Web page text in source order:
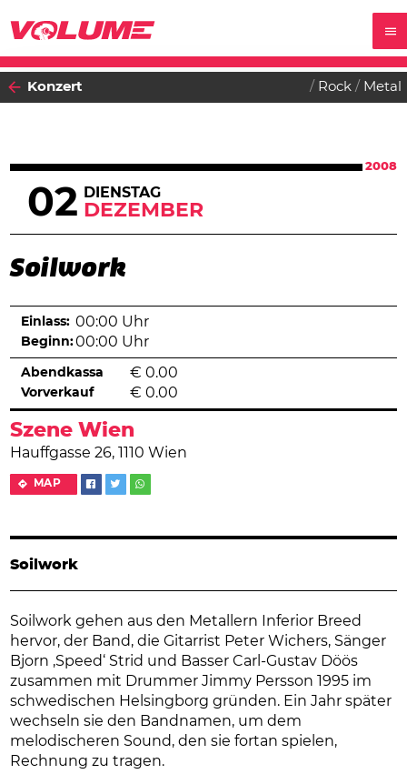
Konzert Rock Metal
2008
02 DIENSTAG
DEZEMBER
Soilwork
Szene Wien
Hauffgasse 26, 1110 Wien
MAP
Einlass: 00:00 Uhr
Beginn:00:00 Uhr
Abendkassa € 0.00
Vorverkauf € 0.00
Soilwork
Soilwork gehen aus den Metallern Inferior Breed
hervor, der Band, die Gitarrist Peter Wichers, Sänger
Bjorn ‚Speed‘ Strid und Basser Carl-Gustav Döös
zusammen mit Drummer Jimmy Persson 1995 im
schwedischen Helsingborg gründen. Ein Jahr später
wechseln sie den Bandnamen, um dem
melodischeren Sound, den sie fortan spielen,
Rechnung zu tragen.